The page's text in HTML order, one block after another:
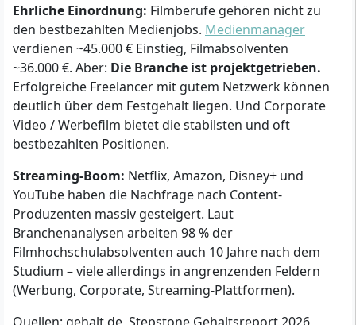
Ehrliche Einordnung: Filmberufe gehören nicht zu
den bestbezahlten Medienjobs. Medienmanager
verdienen ~45.000 € Einstieg, Filmabsolventen
~36.000 €. Aber: Die Branche ist projektgetrieben.
Erfolgreiche Freelancer mit gutem Netzwerk können
deutlich über dem Festgehalt liegen. Und Corporate
Video / Werbefilm bietet die stabilsten und oft
bestbezahlten Positionen.
Streaming-Boom: Netflix, Amazon, Disney+ und
YouTube haben die Nachfrage nach Content-
Produzenten massiv gesteigert. Laut
Branchenanalysen arbeiten 98 % der
Filmhochschulabsolventen auch 10 Jahre nach dem
Studium – viele allerdings in angrenzenden Feldern
(Werbung, Corporate, Streaming-Plattformen).